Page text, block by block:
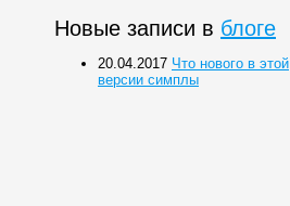
Новые записи в блоге
20.04.2017 Что нового в этой
версии симплы